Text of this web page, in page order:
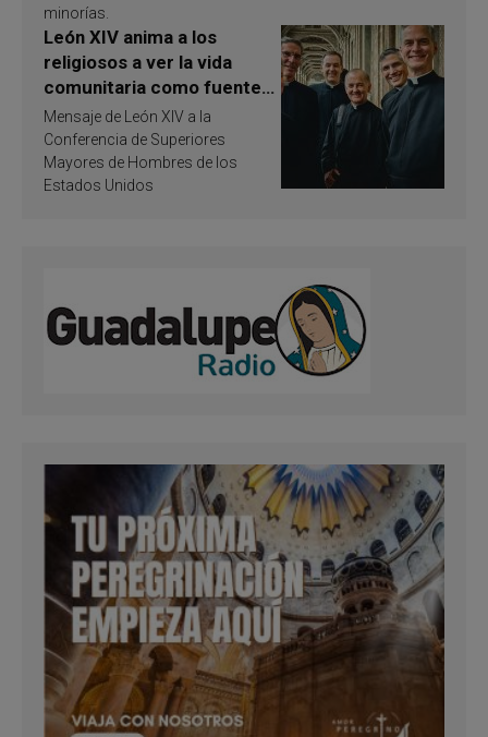
minorías.
León XIV anima a los
religiosos a ver la vida
comunitaria como fuente
de inspiración y
santificación
Mensaje de León XIV a la
Conferencia de Superiores
Mayores de Hombres de los
Estados Unidos